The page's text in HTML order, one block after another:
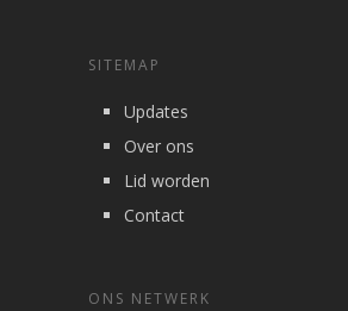
SITEMAP
Updates
Over ons
Lid worden
Contact
ONS NETWERK